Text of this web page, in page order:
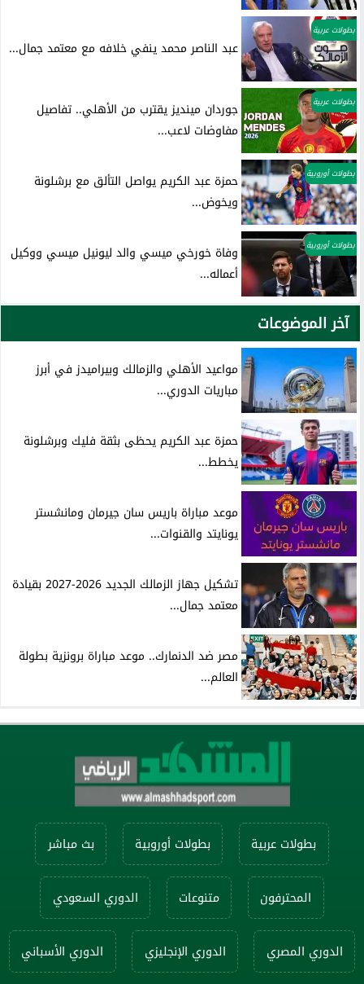
بطولات عربية
عبد الناصر محمد ينفي خلافه مع معتمد جمال...
بطولات عربية
جوردان مينديز يقترب من الأهلي.. تفاصيل
مفاوضات لاعب...
بطولات أوروبية
حمزة عبد الكريم يواصل التألق مع برشلونة
ويخوض...
بطولات أوروبية
وفاة خورخي ميسي والد ليونيل ميسي ووكيل
أعماله...
آخر الموضوعات
مواعيد الأهلي والزمالك وبيراميدز في أبرز
مباريات الدوري...
حمزة عبد الكريم يحظى بثقة فليك وبرشلونة
يخطط...
موعد مباراة باريس سان جيرمان ومانشستر
يونايتد والقنوات...
تشكيل جهاز الزمالك الجديد 2026-2027 بقيادة
معتمد جمال...
مصر ضد الدنمارك.. موعد مباراة برونزية بطولة
العالم...
بطولات عربية بطولات أوروبية بث مباشر
المحترفون متنوعات الدوري السعودي
الدوري المصري الدوري الإنجليزي الدوري الأسباني